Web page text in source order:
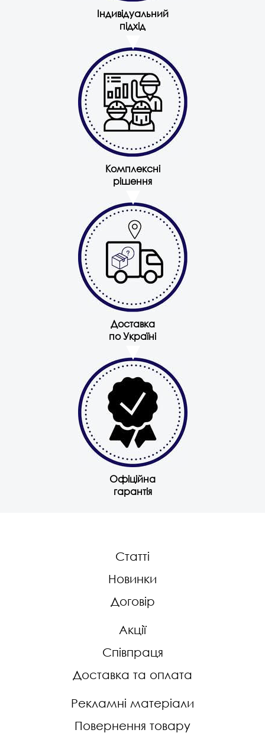
Індивідуальний
підхід
Комплексні
рішення
Доставка
по Україні
Офіційна
гарантія
Статті
Новинки
Договір
Акції
Співпраця
Доставка та оплата
Рекламні матеріали
Повернення товару